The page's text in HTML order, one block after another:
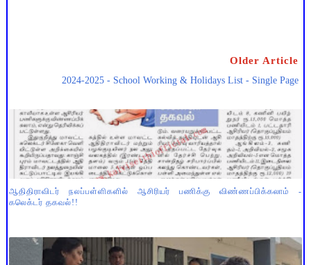
Older Article
2024-2025 - School Working & Holidays List - Single Page
ஆதிதிராவிடர் நலப்பள்ளிகளில் ஆசிரியர் பணிக்கு விண்ணப்பிக்கலாம் -
கலெக்டர் தகவல்!!